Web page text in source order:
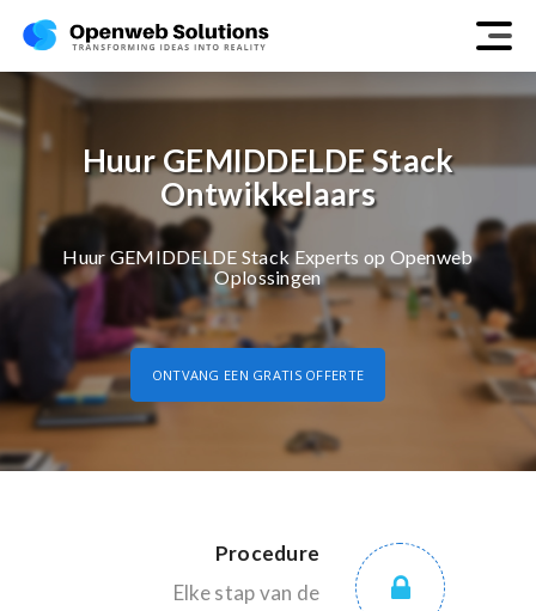
Huur GEMIDDELDE Stack
Ontwikkelaars
Huur GEMIDDELDE Stack Experts op Openweb
Oplossingen
ONTVANG EEN GRATIS OFFERTE
Procedure
Elke stap van de